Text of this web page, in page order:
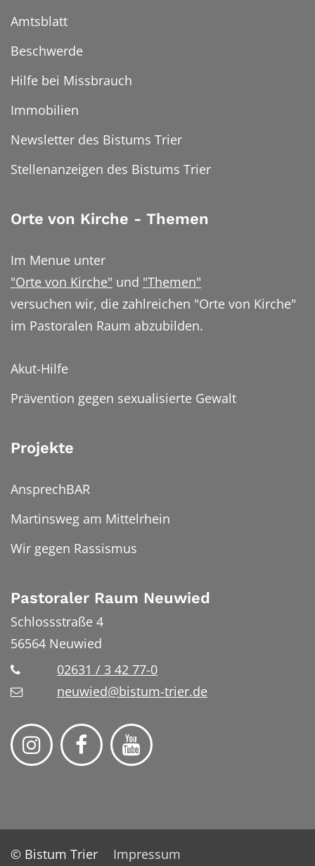
Amtsblatt
Beschwerde
Hilfe bei Missbrauch
Immobilien
Newsletter des Bistums Trier
Stellenanzeigen des Bistums Trier
Orte von Kirche - Themen
Im Menue unter
"Orte von Kirche" und "Themen"
versuchen wir, die zahlreichen "Orte von Kirche"
im Pastoralen Raum abzubilden.
Akut-Hilfe
Prävention gegen sexualisierte Gewalt
Projekte
AnsprechBAR
Martinsweg am Mittelrhein
Wir gegen Rassismus
Pastoraler Raum Neuwied
Schlossstraße 4
56564 Neuwied
02631 / 3 42 77-0
neuwied@bistum-trier.de
© Bistum Trier Impressum